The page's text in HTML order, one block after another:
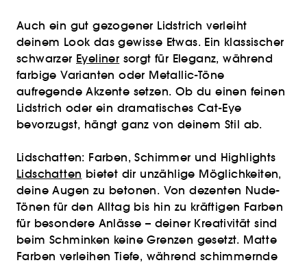
Auch ein gut gezogener Lidstrich verleiht
deinem Look das gewisse Etwas. Ein klassischer
schwarzer Eyeliner sorgt für Eleganz, während
farbige Varianten oder Metallic-Töne
aufregende Akzente setzen. Ob du einen feinen
Lidstrich oder ein dramatisches Cat-Eye
bevorzugst, hängt ganz von deinem Stil ab.
Lidschatten: Farben, Schimmer und Highlights
Lidschatten bietet dir unzählige Möglichkeiten,
deine Augen zu betonen. Von dezenten Nude-
Tönen für den Alltag bis hin zu kräftigen Farben
für besondere Anlässe – deiner Kreativität sind
beim Schminken keine Grenzen gesetzt. Matte
Farben verleihen Tiefe, während schimmernde